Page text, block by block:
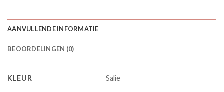
AANVULLENDE INFORMATIE
BEOORDELINGEN (0)
KLEUR Salie